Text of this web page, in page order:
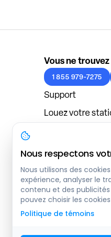
Vous ne
1 855 979-7275
Support
Louez votre
À propos
Connexion au
Nous respectons
Nous utilisons des
expérience, analyser le
contenu et des publicités
pouvez choisir les
Politique de témoins